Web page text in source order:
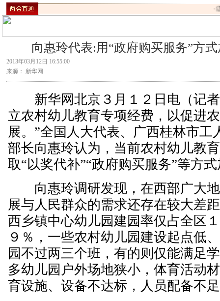
向惠玲代表:用“政府购买服务”方
2013年03月12日 16:55:00
来源： 新华网
新华网北京３月１２日电（记者
立农村幼儿教育专项经费，以促进
展。”全国人大代表、广西桂林市工
部长向惠玲认为，当前农村幼儿教
取“以奖代补”“政府购买服务”等方
向惠玲调研发现，在西部广大地
展与人民群众的需求还存在较大差
西乡镇中心幼儿园建园率仅占全区
９％，一些农村幼儿园建设起点低
园不过两三个班，有的则仅能满足
多幼儿园户外场地狭小，体育活动
育设施、设备不达标，人员配备不